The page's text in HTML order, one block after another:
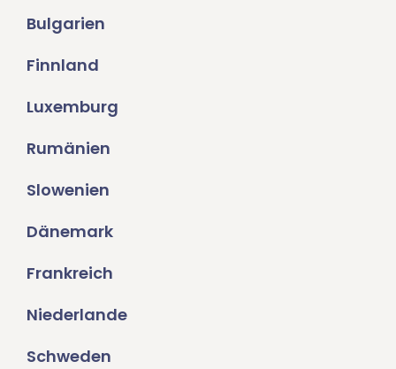
Bulgarien
Finnland
Luxemburg
Rumänien
Slowenien
Dänemark
Frankreich
Niederlande
Schweden